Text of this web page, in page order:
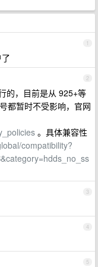
1
2
的，目前是从 925+等
都暂时不受影响，官网
。具体兼容性
compatibility?
3
4
5